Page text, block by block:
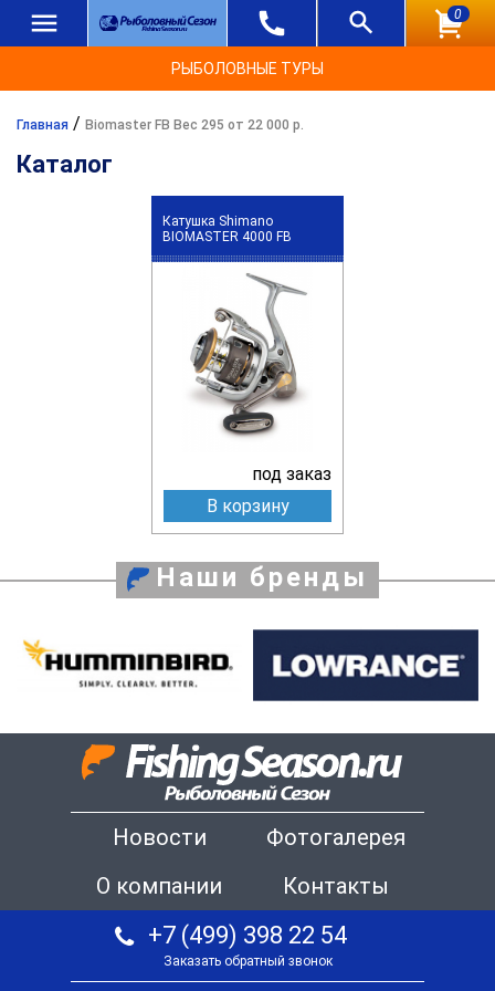
0
РЫБОЛОВНЫЕ ТУРЫ
Главная / Biomaster FB Вес 295 от 22 000 р.
Каталог
Катушка Shimano
BIOMASTER 4000 FB
под заказ
В корзину
Наши бренды
Новости
Фотогалерея
О компании
Контакты
+7 (499) 398 22 54
Заказать обратный звонок